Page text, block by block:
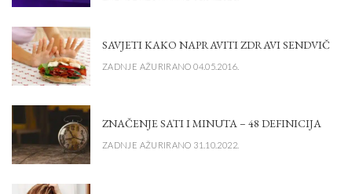
SAVJETI KAKO NAPRAVITI ZDRAVI SENDVIČ
ZADNJE AŽURIRANO 04.05.2016.
ZNAČENJE SATI I MINUTA – 48 DEFINICIJA
ZADNJE AŽURIRANO 31.10.2022.